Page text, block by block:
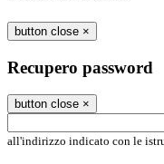
button close ×
Recupero password
button close ×
all'indirizzo indicato con le